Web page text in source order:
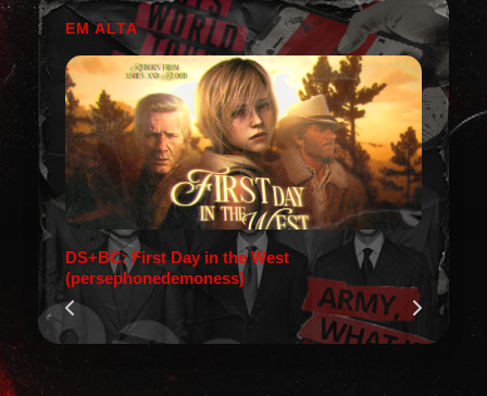
EM ALTA
DS+BC: First Day in the West
(persephonedemoness)